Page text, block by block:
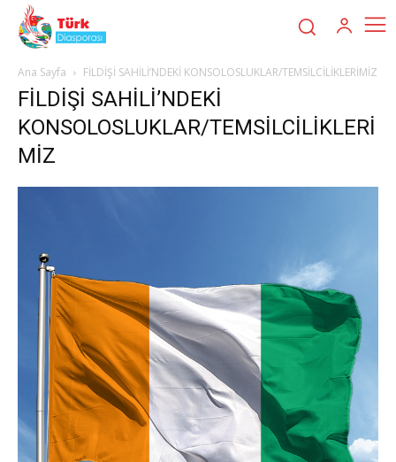
Ana Sayfa FİLDİŞİ SAHİLİ’NDEKİ KONSOLOSLUKLAR/TEMSİLCİLİKLERİMİZ
FİLDİŞİ SAHİLİ’NDEKİ
KONSOLOSLUKLAR/TEMSİLCİLİKLERİ
MİZ